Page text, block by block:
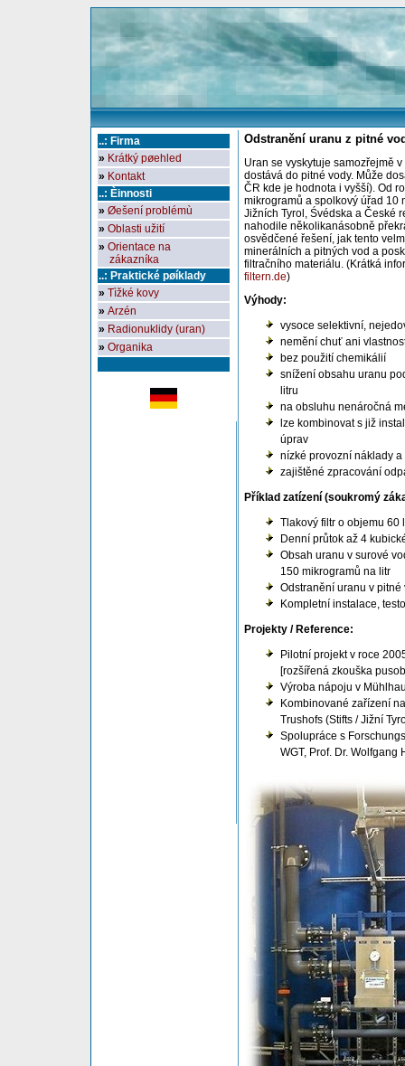
..: Firma
» Krátký pøehled
» Kontakt
..: Èinnosti
» Øešení problémù
» Oblasti užití
» Orientace na
zákazníka
..: Praktické pøíklady
» Tìžké kovy
» Arzén
» Radionuklidy (uran)
» Organika
Odstranění uranu z pitné
Uran se vyskytuje samozřejmě
dostává do pitné vody. Může
ČR kde je hodnota i vyšší). Od
mikrogramů a spolkový úřad 10
Jižních Tyrol, Śvédska a České
nahodile několikanásobně
osvědčené řešení, jak tento
minerálních a pitných vod a
filtračního materiálu. (Krátká
filtern.de)
Výhody:
vysoce selektivní,
nemění chuť ani
bez použití chemikálií
snížení obsahu uranu
litru
na obsluhu nenáročná
lze kombinovat s již
úprav
nízké provozní náklady
zajištěné zpracování
Příklad zatízení (soukromý
Tlakový filtr o objemu 60
Denní průtok až 4
Obsah uranu v surové
150 mikrogramů na litr
Odstranění uranu v
Kompletní instalace,
Projekty / Reference:
Pilotní projekt v roce
[rozšířená zkouška
Výroba nápoju v
Kombinované zařízení
Trushofs (Stifts / Jižní
Spolupráce s
WGT, Prof. Dr. Wolfgang